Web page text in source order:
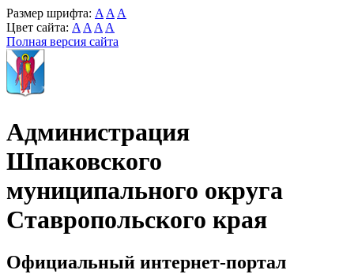
Размер шрифта: A A A
Цвет сайта: A A A A
Полная версия сайта
Администрация
Шпаковского
муниципального округа
Ставропольского края
Официальный интернет-портал